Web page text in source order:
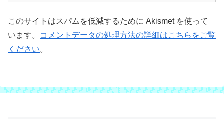
このサイトはスパムを低減するために Akismet を使って
います。
コメントデータの処理方法の詳細はこちらをご覧
ください。